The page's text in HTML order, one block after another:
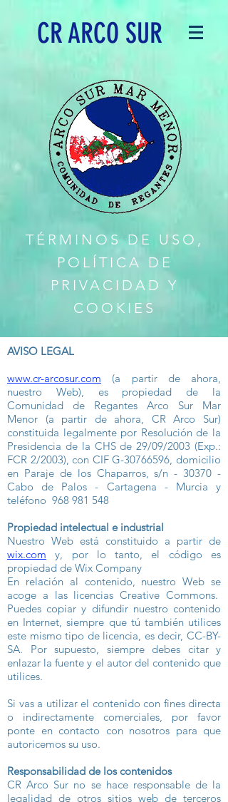
CR ARCO SUR
TÉRMINOS DE USO,
POLÍTICA DE
PRIVACIDAD Y
COOKIES
AVISO LEGAL
www.cr-arcosur.com (a partir de ahora,
nuestro Web), es propiedad de la
Comunidad de Regantes Arco Sur Mar
Menor (a partir de ahora, CR Arco Sur)
constituida legalmente por Resolución de la
Presidencia de la CHS de 29/09/2003 (Exp.:
FCR 2/2003), con CIF G-30766596, domicilio
en Paraje de los Chaparros, s/n - 30370 -
Cabo de Palos - Cartagena - Murcia y
teléfono 968 981 548
Propiedad intelectual e industrial
Nuestro Web está constituido a partir de
wix.com y, por lo tanto, el código es
propiedad de Wix Company
En relación al contenido, nuestro Web se
acoge a las licencias Creative Commons.
Puedes copiar y difundir nuestro contenido
en Internet, siempre que tú también utilices
este mismo tipo de licencia, es decir, CC-BY-
SA. Por supuesto, siempre debes citar y
enlazar la fuente y el autor del contenido que
utilices.
Si vas a utilizar el contenido con fines directa
o indirectamente comerciales, por favor
ponte en contacto con nosotros para que
autoricemos su uso.
Responsabilidad de los contenidos
CR Arco Sur no se hace responsable de la
legalidad de otros sitios web de terceros